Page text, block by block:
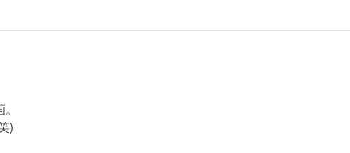
止まり木』の秘密とは？ 『聖堂騎士団（テンプラーズ）』とは？ そして、依
？)